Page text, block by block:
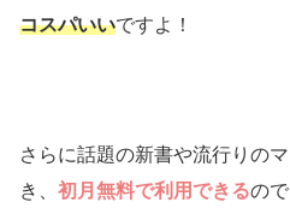
コスパいいですよ！
さらに話題の新書や流行りの
き、 初月無料で利用できるの